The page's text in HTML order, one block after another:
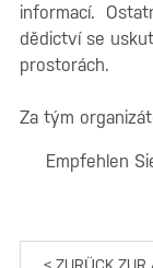
informací.
dědictví se
prostorách.
Za tým
Empfehlen
< ZURÜCK ZUR